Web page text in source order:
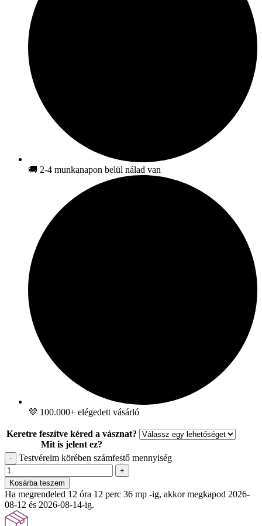
🚚 2-4 munkanapon belül nálad van
💜 100.000+ elégedett vásárló
Keretre feszítve kéred a vásznat?
Mit is jelent ez?
- Testvéreim körében számfestő mennyiség
+
Kosárba teszem
Ha megrendeled 12 óra 12 perc 35 mp -ig, akkor megkapod 2026-
08-12 és 2026-08-14-ig.